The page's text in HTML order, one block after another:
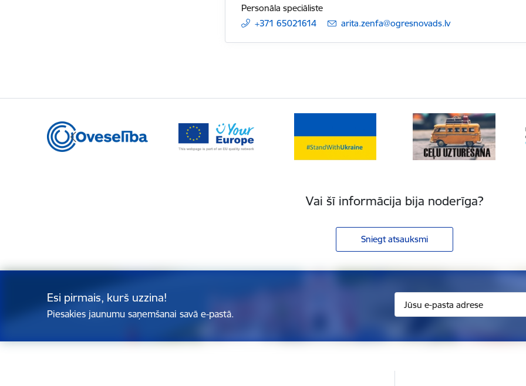
Personāla speciāliste
+371 65021614
E-pasts:
arita.zenfa@ogresnovads.lv
Vai šī informācija bija noderīga?
Sniegt atsauksmi
Esi pirmais, kurš uzzina!
Piesakies jaunumu saņemšanai savā e-pastā.